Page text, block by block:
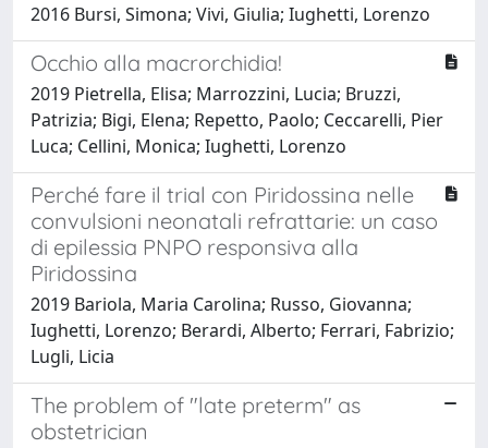
2016 Bursi, Simona; Vivi, Giulia; Iughetti, Lorenzo
Occhio alla macrorchidia!
2019 Pietrella, Elisa; Marrozzini, Lucia; Bruzzi,
Patrizia; Bigi, Elena; Repetto, Paolo; Ceccarelli, Pier
Luca; Cellini, Monica; Iughetti, Lorenzo
Perché fare il trial con Piridossina nelle
convulsioni neonatali refrattarie: un caso
di epilessia PNPO responsiva alla
Piridossina
2019 Bariola, Maria Carolina; Russo, Giovanna;
Iughetti, Lorenzo; Berardi, Alberto; Ferrari, Fabrizio;
Lugli, Licia
The problem of "late preterm" as
obstetrician